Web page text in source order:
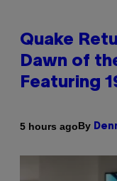
Quake
Dawn of
Featuring
5 hours agoBy